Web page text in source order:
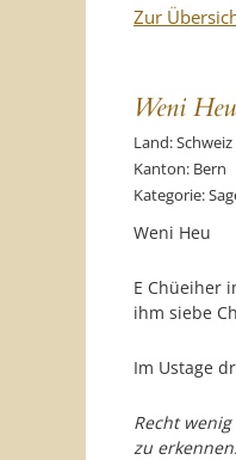
Zur
Weni Heu
Land: Schweiz
Kanton: Bern
Kategorie:
Weni Heu
E Chüeiher
ihm siebe
Im Ustage
Recht
zu